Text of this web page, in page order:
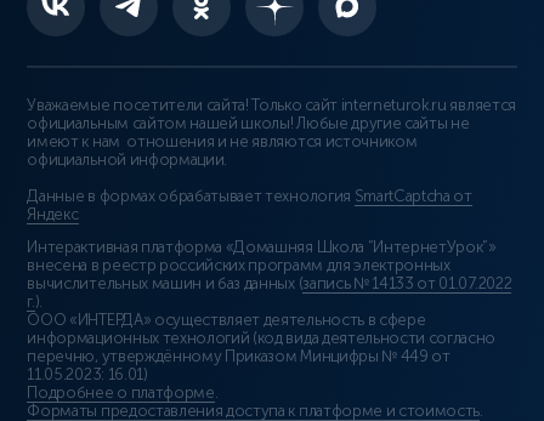
Уважаемые посетители сайта! Только сайт interneturok.ru является
официальным сайтом нашей школы! Любые другие сайты не
имеют к нам отношения и не являются источником
официальной информации.
Данные в формах обрабатывает технология SmartCaptcha от
Яндекс
Интерактивная платформа «Домашняя Школа “ИнтернетУрок”»
внесена в реестр российских программ для электронных
вычислительных машин и баз данных (запись № 14133 от 01.07.2022
г.).
ООО «ИНТЕРДА» осуществляет деятельность в сфере
информационных технологий (код вида деятельности согласно
перечню, утверждённому Приказом Минцифры № 449 от
11.05.2023: 16.01)
Подробнее о платформе.
Форматы предоставления доступа к платформе и стоимость.